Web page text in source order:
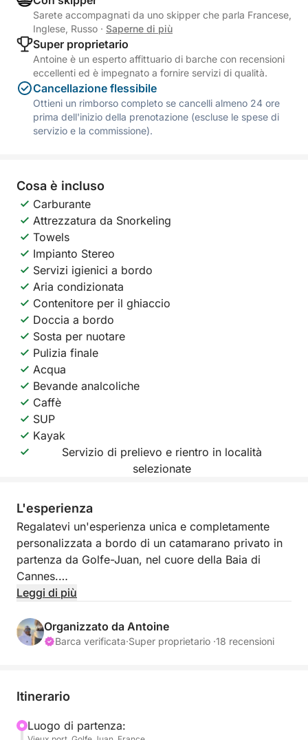
Sarete accompagnati da uno skipper che parla Francese,
Inglese, Russo · Saperne di più
Super proprietario
Antoine è un esperto affittuario di barche con recensioni
eccellenti ed è impegnato a fornire servizi di qualità.
Cancellazione flessibile
Ottieni un rimborso completo se cancelli almeno 24 ore
prima dell'inizio della prenotazione (escluse le spese di
servizio e la commissione).
Cosa è incluso
Carburante
Attrezzatura da Snorkeling
Towels
Impianto Stereo
Servizi igienici a bordo
Aria condizionata
Contenitore per il ghiaccio
Doccia a bordo
Sosta per nuotare
Pulizia finale
Acqua
Bevande analcoliche
Caffè
SUP
Kayak
Servizio di prelievo e rientro in località
selezionate
L'esperienza
Regalatevi un'esperienza unica e completamente
personalizzata a bordo di un catamarano privato in
partenza da Golfe-Juan, nel cuore della Baia di
Cannes.
desideri. Che vogliate navigare in tranquillità,
esplorare calette nascoste o godervi una giornata di
Salpate verso le acque turchesi della Costa Azzurra
d'Antibes, Juan-les-Pins o la Baia di Cannes.
Leggi di più
Organizzato da Antoine
Barca verificata·Super proprietario ·18 recensioni
Itinerario
Luogo di partenza: